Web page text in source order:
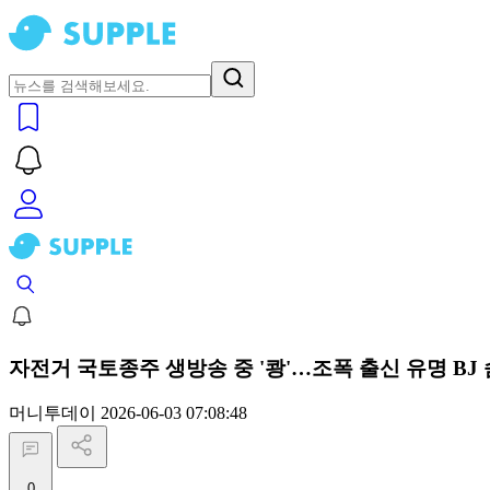
자전거 국토종주 생방송 중 '쾅'…조폭 출신 유명 BJ
머니투데이 2026-06-03 07:08:48